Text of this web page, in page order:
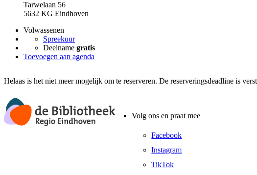
Tarwelaan 56
5632 KG Eindhoven
Volwassenen
Spreekuur
Deelname gratis
Toevoegen aan agenda
Helaas is het niet meer mogelijk om te reserveren. De reserveringsdeadline is
Volg ons en praat mee
Facebook
Instagram
TikTok